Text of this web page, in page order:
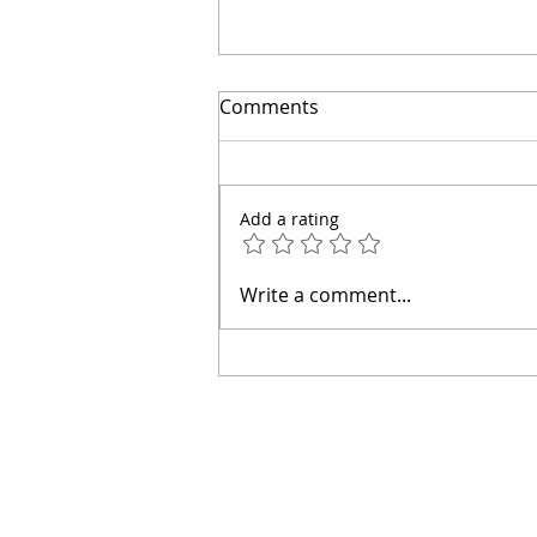
👋 Hola, soy el arquitecto
Comments
Add a rating
Write a comment...